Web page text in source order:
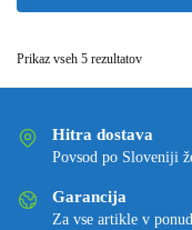
Prikaz vseh 5 rezultatov
Hitra dostava
Povsod po Sloveniji
Garancija
Za vse artikle v